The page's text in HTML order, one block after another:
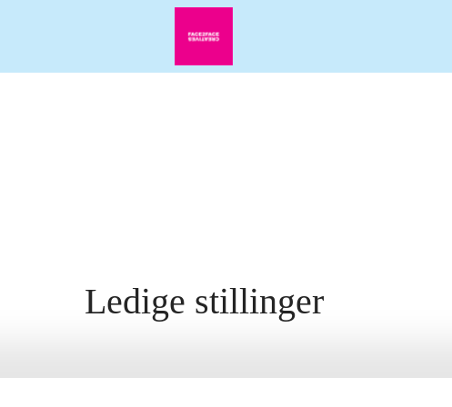
Ledige stillinger